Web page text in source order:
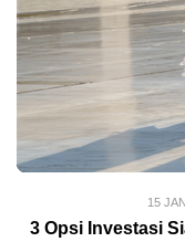
15
3 Opsi Investasi